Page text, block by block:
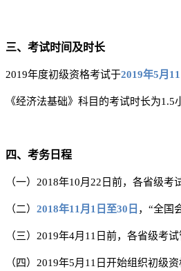
三、考试时间及时长
2019年度初级资格考试于2019年5月11
《经济法基础》科目的考试时长为
四、考务日程
（一）2018年10月22日前，各省级
（二） 2018年11月1日至30日 ，“全国
（三）2019年4月11日前，各省级考
（四） 2019年5月11日开始组织初级资